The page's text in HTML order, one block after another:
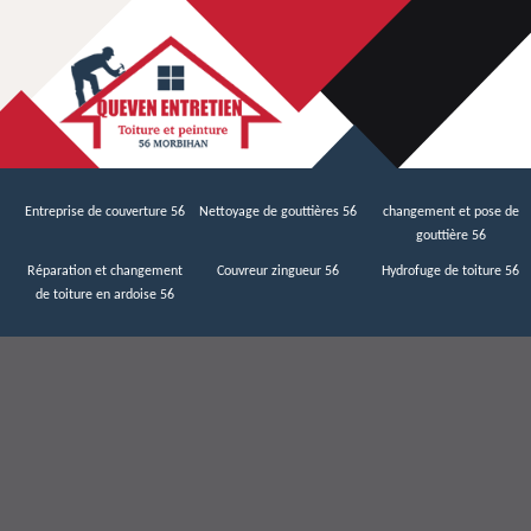
Entreprise de couverture 56 Nettoyage de gouttières 56
changement et pose de
gouttière 56
Réparation et changement
de toiture en ardoise 56
Couvreur zingueur 56 Hydrofuge de toiture 56